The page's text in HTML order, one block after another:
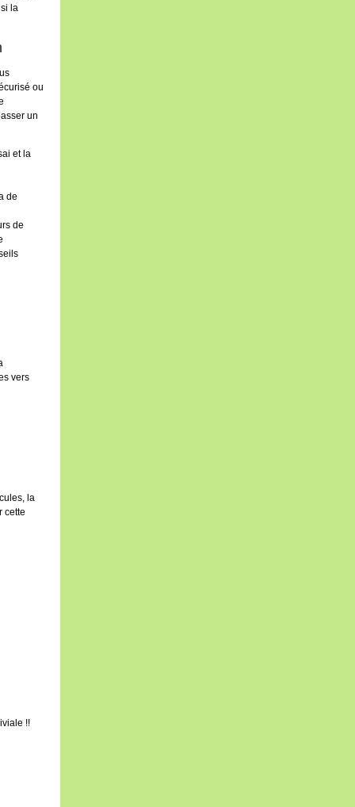
la
ou
un
et la
de
de
vers
la
cette
!!